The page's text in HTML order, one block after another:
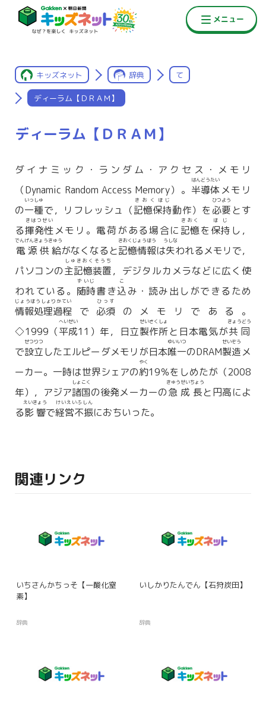
キッズネット 辞典 て
ディーラム【ＤＲＡＭ】
ディーラム【ＤＲＡＭ】
ダイナミック・ランダム・アクセス・メモリ
（Dynamic Random Access Memory）。 半導体
はんどうたい
メモリ
の一種
いっしゅ
で，リフレッシュ（記憶保持
きおくほじ
動作）を必要
ひつよう
とす
る揮発性
きはつせい
メモリ。電荷がある場合に 記憶
きおく
を 保持
ほじ
し，
電源供給
でんげんきょうきゅう
がなくなると記憶情報
きおくじょうほう
は失
うしな
われるメモリで，
パソコンの主記憶装置
しゅきおくそうち
，デジタルカメラなどに広く使
われている。 随時
ずいじ
書き込
こ
み・読み出しができるため
情報処理過程
じょうほうしょりかてい
で 必須
ひっす
のメモリである。
◇1999（平成
へいせい
11）年，日立製作所
せいさくしょ
と日本電気が共同
きょうどう
で設立
せつりつ
したエルピーダメモリが日本唯一
ゆいいつ
のDRAM製造
せいぞう
メ
ーカー。一時は世界シェアの約
やく
19％をしめたが（2008
年），アジア諸国
しょこく
の後発メーカーの急成長
きゅうせいちょう
と円高によ
る影響
えいきょう
で経営不振
けいえいふしん
におちいった。
関連リンク
いちさんかちっそ【一酸化窒
素】
辞典
いしかりたんでん【石狩炭田】
辞典